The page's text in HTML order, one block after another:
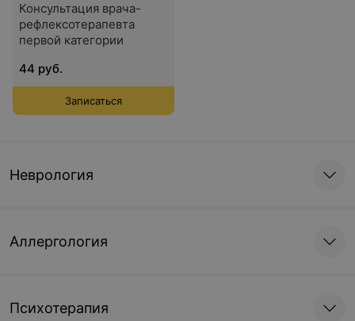
Консультация врача-
рефлексотерапевта
первой категории
44 руб.
Записаться
Неврология
Аллергология
Психотерапия